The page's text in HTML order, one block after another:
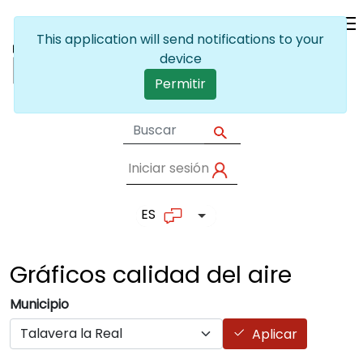
User account
Iniciar sesión
ES Lista adicional de
Gráficos calidad del aire
Municipio
Aplicar
This application will send notifications to your
device
Permitir